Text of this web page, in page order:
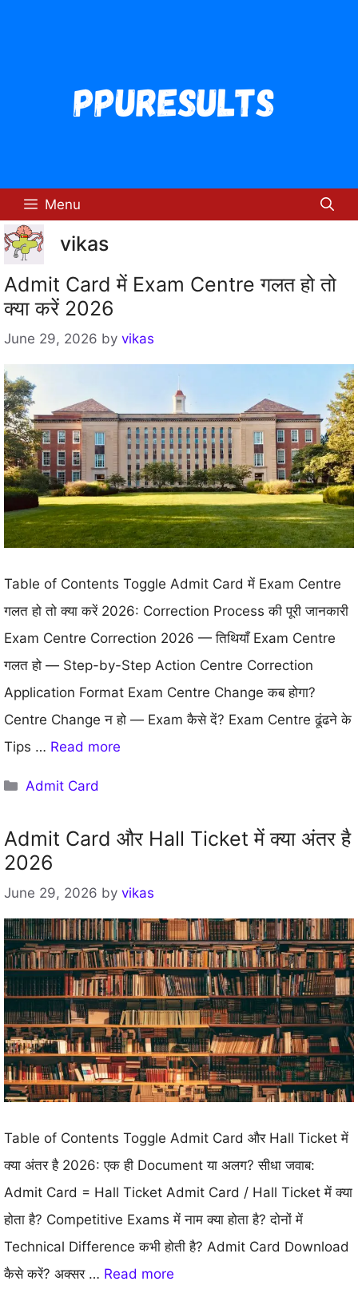
Menu
vikas
Admit Card में Exam Centre गलत हो तो
क्या करें 2026
June 29, 2026 by vikas
Table of Contents Toggle Admit Card में Exam Centre
गलत हो तो क्या करें 2026: Correction Process की पूरी जानकारी
Exam Centre Correction 2026 — तिथियाँ Exam Centre
गलत हो — Step-by-Step Action Centre Correction
Application Format Exam Centre Change कब होगा?
Centre Change न हो — Exam कैसे दें? Exam Centre ढूंढने के
Tips … Read more
Categories
Admit Card
Admit Card और Hall Ticket में क्या अंतर है
2026
June 29, 2026 by vikas
Table of Contents Toggle Admit Card और Hall Ticket में
क्या अंतर है 2026: एक ही Document या अलग? सीधा जवाब:
Admit Card = Hall Ticket Admit Card / Hall Ticket में क्या
होता है? Competitive Exams में नाम क्या होता है? दोनों में
Technical Difference कभी होती है? Admit Card Download
कैसे करें? अक्सर … Read more